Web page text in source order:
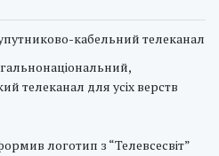
кабельний телеканал
телеканал для усіх верств
логотип з “Телевсесвіт”